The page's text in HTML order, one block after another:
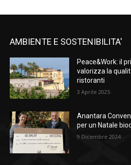
AMBIENTE E SOSTENIBILITA'
Peace&Work: il
valorizza la
ristoranti
3 Aprile 2025
Anantara
per un Natale
9 Dicembre 2024